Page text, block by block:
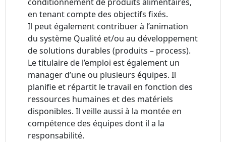
en tenant compte des objectifs fixés.
Il peut également contribuer à l’animation
du système Qualité et/ou au développement
de solutions durables (produits – process).
Le titulaire de l’emploi est également un
manager d’une ou plusieurs équipes. Il
planifie et répartit le travail en fonction des
ressources humaines et des matériels
disponibles. Il veille aussi à la montée en
compétence des équipes dont il a la
responsabilité.